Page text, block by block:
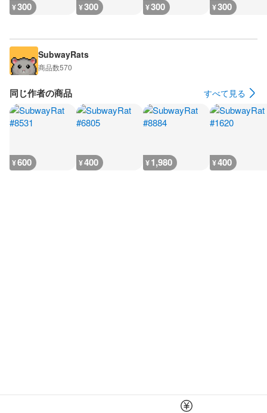
¥300 ¥300 ¥300 ¥300
SubwayRats
商品数570
同じ作者の商品 すべて見る
¥600 ¥400 ¥1,980 ¥400